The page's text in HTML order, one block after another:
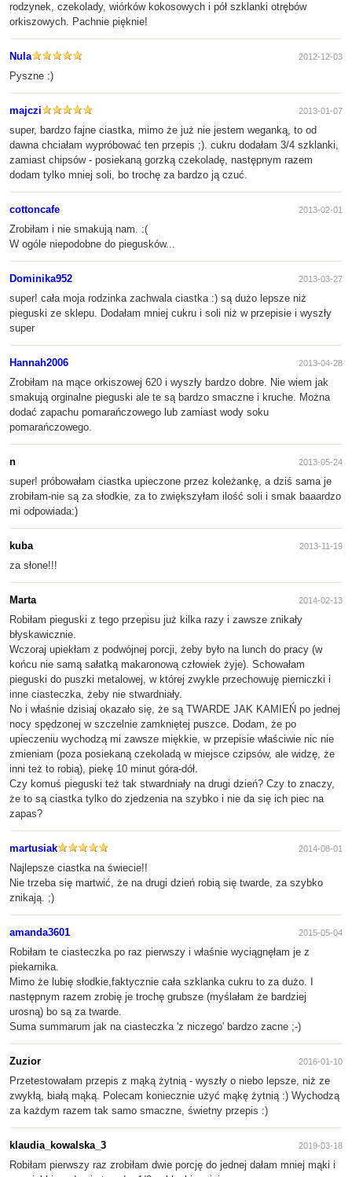
rodzynek, czekolady, wiórków kokosowych i pół szklanki otrębów
orkiszowych. Pachnie pięknie!
Nula 2012-12-03
Pyszne :)
majczi 2013-01-07
super, bardzo fajne ciastka, mimo że już nie jestem weganką, to od
dawna chciałam wypróbować ten przepis ;). cukru dodałam 3/4 szklanki,
zamiast chipsów - posiekaną gorzką czekoladę, następnym razem
dodam tylko mniej soli, bo trochę za bardzo ją czuć.
cottoncafe 2013-02-01
Zrobiłam i nie smakują nam. :(
W ogóle niepodobne do piegusków...
Dominika952 2013-03-27
super! cała moja rodzinka zachwala ciastka :) są dużo lepsze niż
pieguski ze sklepu. Dodałam mniej cukru i soli niż w przepisie i wyszły
super
Hannah2006 2013-04-28
Zrobiłam na mące orkiszowej 620 i wyszły bardzo dobre. Nie wiem jak
smakują orginalne pieguski ale te są bardzo smaczne i kruche. Można
dodać zapachu pomarańczowego lub zamiast wody soku
pomarańczowego.
n 2013-05-24
super! próbowałam ciastka upieczone przez koleżankę, a dziś sama je
zrobiłam-nie są za słodkie, za to zwiększyłam ilość soli i smak baaardzo
mi odpowiada:)
kuba 2013-11-19
za słone!!!
Marta 2014-02-13
Robiłam pieguski z tego przepisu już kilka razy i zawsze znikały
błyskawicznie.
Wczoraj upiekłam z podwójnej porcji, żeby było na lunch do pracy (w
końcu nie samą sałatką makaronową człowiek żyje). Schowałam
pieguski do puszki metalowej, w której zwykle przechowuję pierniczki i
inne ciasteczka, żeby nie stwardniały.
No i właśnie dzisiaj okazało się, że są TWARDE JAK KAMIEŃ po jednej
nocy spędzonej w szczelnie zamkniętej puszce. Dodam, że po
upieczeniu wychodzą mi zawsze miękkie, w przepisie właściwie nic nie
zmieniam (poza posiekaną czekoladą w miejsce czipsów, ale widzę, że
inni też to robią), piekę 10 minut góra-dół.
Czy komuś pieguski też tak stwardniały na drugi dzień? Czy to znaczy,
że to są ciastka tylko do zjedzenia na szybko i nie da się ich piec na
zapas?
martusiak 2014-08-01
Najlepsze ciastka na świecie!!
Nie trzeba się martwić, że na drugi dzień robią się twarde, za szybko
znikają. ;)
amanda3601 2015-05-04
Robiłam te ciasteczka po raz pierwszy i właśnie wyciągnęłam je z
piekarnika.
Mimo że lubię słodkie,faktycznie cała szklanka cukru to za dużo. I
następnym razem zrobię je trochę grubsze (myślałam że bardziej
urosną) bo są za twarde.
Suma summarum jak na ciasteczka 'z niczego' bardzo zacne ;-)
Zuzior 2016-01-10
Przetestowałam przepis z mąką żytnią - wyszły o niebo lepsze, niż ze
zwykłą, białą mąką. Polecam koniecznie użyć mąkę żytnią :) Wychodzą
za każdym razem tak samo smaczne, świetny przepis :)
klaudia_kowalska_3 2019-03-18
Robiłam pierwszy raz zrobiłam dwie porcję do jednej dałam mniej mąki i